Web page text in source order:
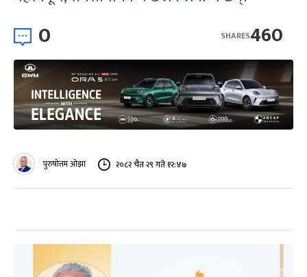
0 460
SHARES
पुरुषोत्तम ओझा २०८२ चैत २९ गते १२:४७